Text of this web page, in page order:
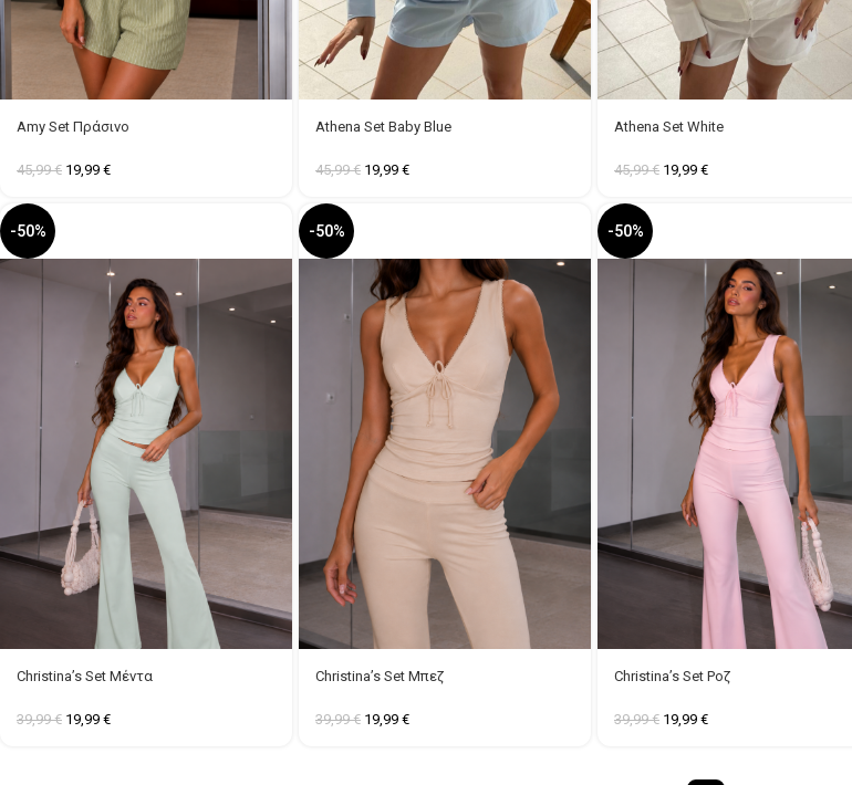
Amy Set Πράσινο
45,99€ 19,99 €
Athena Set Baby Blue
45,99€ 19,99 €
Athena Set White
45,99€ 19,99 €
-50%
Christina’s Set Μέντα
39,99€ 19,99 €
-50%
Christina’s Set Μπεζ
39,99€ 19,99 €
-50%
Christina’s Set Ροζ
39,99€ 19,99 €